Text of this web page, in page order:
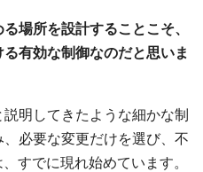
場所を設計することこそ、
有効な制御なのだと思いま
明してきたような細かな制
必要な変更だけを選び、不
すでに現れ始めています。